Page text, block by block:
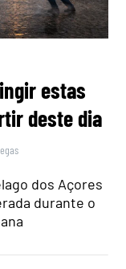
estas
deste dia
dos Açores
durante o